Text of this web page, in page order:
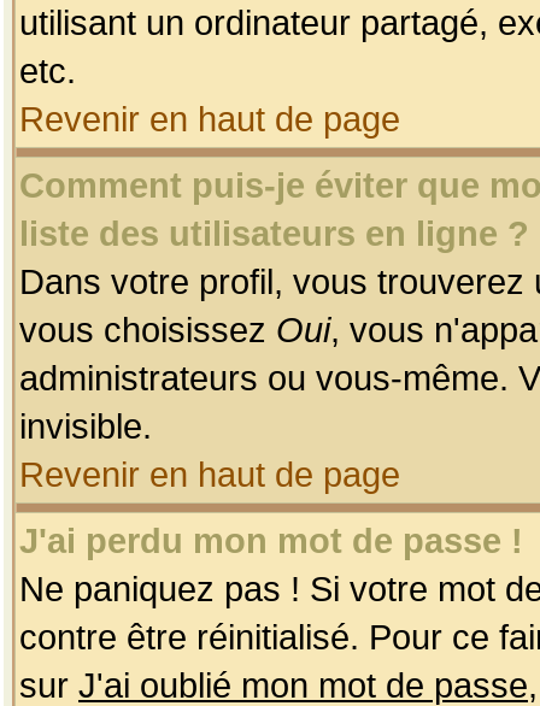
utilisant un ordinateur partagé,
etc.
Revenir en haut de page
Comment puis-je éviter que
liste des utilisateurs en ligne ?
Dans votre profil, vous
vous choisissez Oui, vous
administrateurs ou vous-même.
invisible.
Revenir en haut de page
J'ai perdu mon mot de passe !
Ne paniquez pas ! Si votre mot
contre être réinitialisé. Pour ce
sur J'ai oublié mon mot de passe